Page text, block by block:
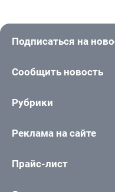
Подписаться на
Сообщить новость
Рубрики
Реклама на сайте
Прайс-лист